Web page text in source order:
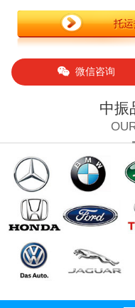
托
微信咨询
中振